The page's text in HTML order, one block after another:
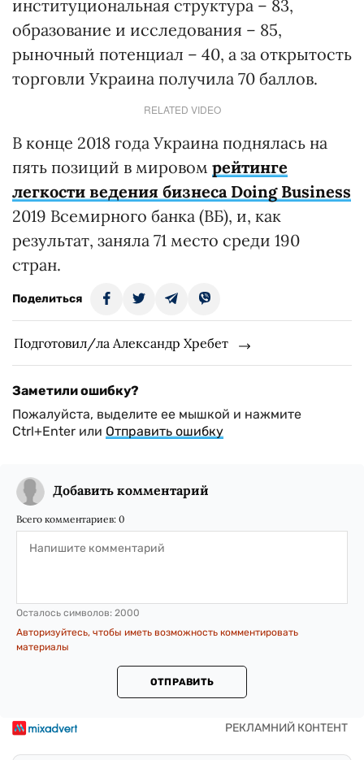
институциональная структура – 83,
образование и исследования – 85,
рыночный потенциал – 40, а за открытость
торговли Украина получила 70 баллов.
RELATED VIDEO
В конце 2018 года Украина поднялась на
пять позиций в мировом рейтинге
легкости ведения бизнеса Doing Business
2019 Всемирного банка (ВБ), и, как
результат, заняла 71 место среди 190
стран.
Поделиться
Подготовил/ла Александр Хребет
Заметили ошибку?
Пожалуйста, выделите ее мышкой и нажмите
Ctrl+Enter или Отправить ошибку
Добавить комментарий
Всего комментариев: 0
Осталось символов: 2000
Авторизуйтесь, чтобы иметь возможность комментировать
материалы
ОТПРАВИТЬ